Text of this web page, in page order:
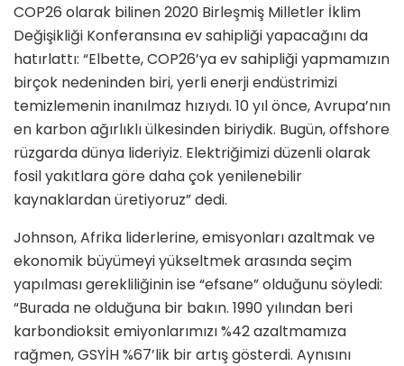
COP26 olarak bilinen 2020 Birleşmiş Milletler İklim
Değişikliği Konferansına ev sahipliği yapacağını da
hatırlattı: “Elbette, COP26’ya ev sahipliği yapmamızın
birçok nedeninden biri, yerli enerji endüstrimizi
temizlemenin inanılmaz hızıydı. 10 yıl önce, Avrupa’nın
en karbon ağırlıklı ülkesinden biriydik. Bugün, offshore
rüzgarda dünya lideriyiz. Elektriğimizi düzenli olarak
fosil yakıtlara göre daha çok yenilenebilir
kaynaklardan üretiyoruz” dedi.
Johnson, Afrika liderlerine, emisyonları azaltmak ve
ekonomik büyümeyi yükseltmek arasında seçim
yapılması gerekliliğinin ise “efsane” olduğunu söyledi:
“Burada ne olduğuna bir bakın. 1990 yılından beri
karbondioksit emiyonlarımızı %42 azaltmamıza
rağmen, GSYİH %67’lik bir artış gösterdi. Aynısını